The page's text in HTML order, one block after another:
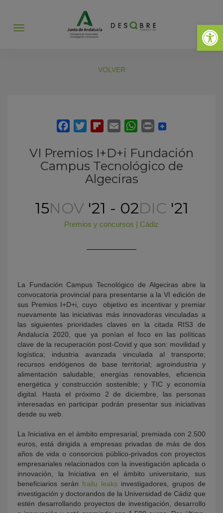
Abrir
Abrir
VOLVER
VI Premios I+D+i Fundación
Campus Tecnológico de
Algeciras
15NOV'21 - 02DIC '21
Premios y concursos | Cádiz
La Fundación Campus Tecnológico de Algeciras abre la
convocatoria provincial para presentarse a la VI edición de
sus Premios I+D+i, cuyo objetivo es incentivar y premiar
nuevamente las iniciativas más innovadoras vinculadas a
las siguientes prioridades claves en la citada RIS3 de
Andalucía 2020, que ya ponían el foco en las políticas
clave de la recuperación post-Covid y que son: movilidad y
logística; industria avanzada vinculada al transporte;
recursos endógenos de base territorial; agroindustria y
alimentación saludable; energías renovables, eficiencia
energética y construcción sostenible; y TIC y economía
digital. Hasta el próximo 2 de diciembre, las personas
interesadas en participar podrán presentar sus iniciativas
desde su web.
La Iniciativa en el ámbito empresarial, premiada con 2.500
euros, está dirigida a empresas privadas de más de dos
años de vida o consorcios público-privados con proyectos
empresariales relacionados con la investigación aplicada o
innovación, la Iniciativa en el ámbito universitario, sus
beneficiarios serán frailu leaks investigadores, grupos de
investigación y doctorandos de la Universidad de Cádiz que
estén desarrollando proyectos de investigación, desarrollo